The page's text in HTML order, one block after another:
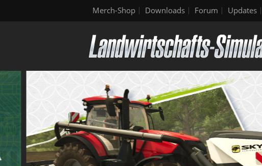
Merch-Shop Downloads Forum Updates